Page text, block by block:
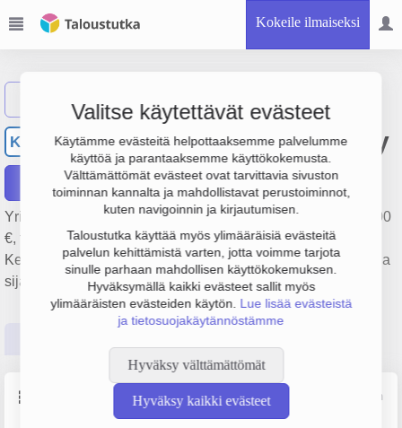
Kokeile ilmaiseksi
Valitse käytettävät evästeet
Käytämme evästeitä helpottaaksemme palvelumme
käyttöä ja parantaaksemme käyttökokemusta.
Välttämättömät evästeet ovat tarvittavia sivuston
toiminnan kannalta ja mahdollistavat perustoiminnot,
kuten navigoinnin ja kirjautumisen.
Taloustutka käyttää myös ylimääräisiä evästeitä
palvelun kehittämistä varten, jotta voimme tarjota
sinulle parhaan mahdollisen käyttökokemuksen.
Hyväksymällä kaikki evästeet sallit myös
ylimääräisten evästeiden käytön. Lue lisää evästeistä
ja tietosuojakäytännöstämme
Hyväksy välttämättömät
Hyväksy kaikki evästeet
KV Kelloliike V. Pylvänäinen Oy
Raportit
Yrityksen Kelloliike V. Pylvänäinen Oy liikevaihto on 751 000
€, tulos 39 000 € ja henkilöstömäärä 5. Sen päätoimiala on
Kellojen ja korujen vähittäiskauppa, perustamisvuosi 1978 ja
sijainti Mikkeli. Yrityksen yhtiömuoto Osakeyhtiö (OY).
Lähde: YTJ, PRH, Traficom